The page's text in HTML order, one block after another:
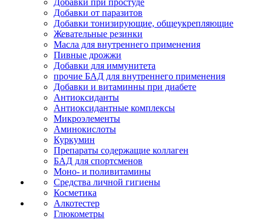
Добавки при простуде
Добавки от паразитов
Добавки тонизирующие, общеукрепляющие
Жевательные резинки
Масла для внутреннего применения
Пивные дрожжи
Добавки для иммунитета
прочие БАД для внутреннего применения
Добавки и витаминны при диабете
Антиоксиданты
Антиоксидантные комплексы
Микроэлементы
Аминокислоты
Куркумин
Препараты содержащие коллаген
БАД для спортсменов
Моно- и поливитамины
Средства личной гигиены
Косметика
Алкотестер
Глюкометры